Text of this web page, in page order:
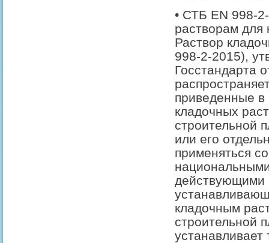
• СТБ EN 998-
растворам для
Раствор
998-2-2015),
Госстандарта
приведенные в
кладочных
строительной
или его
применяться
действующими
кладочным
строительной
устанавливает